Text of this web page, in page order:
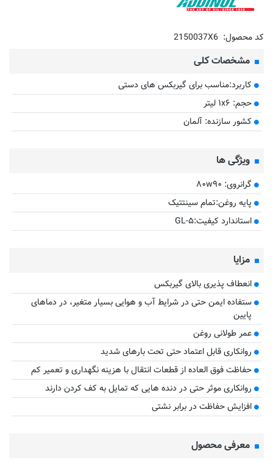
کد محصول: 2150037X6
مشخصات کلی
کاربرد:مناسب برای گیربکس های دستی
حجم: ۱x۶ لیتر
کشور سازنده: آلمان
ویژگی ها
گرانروی: ۸۰w۹۰
پایه روغن:تمام سینتتیک
استاندارد کیفیت:GL-۵
مزایا
انعطاف پذیری بالای گیربکس
ستفاده ایمن حتی در شرایط آب و هوایی بسیار متغیر، در دماهای
پایین
عمر طولانی روغن
روانکاری قابل اعتماد حتی تحت بارهای شدید
حفاظت فوق العاده از قطعات انتقال با هزینه نگهداری و تعمیر کم
روانکاری موثر حتی در دنده هایی که تمایل به کف کردن دارند
افزایش حفاظت در برابر نشتی
معرفی محصول